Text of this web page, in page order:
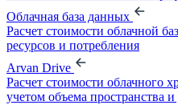
Облачная база данных
Расчет стоимости облачной
ресурсов и потребления
Arvan Drive
Расчет стоимости облачного
учетом объема пространства